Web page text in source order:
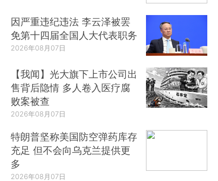
因严重违纪违法 李云泽被罢
免第十四届全国人大代表职务
2026年08月07日
【我闻】光大旗下上市公司出
售背后隐情 多人卷入医疗腐
败案被查
2026年08月07日
特朗普坚称美国防空弹药库存
充足 但不会向乌克兰提供更
多
2026年08月07日